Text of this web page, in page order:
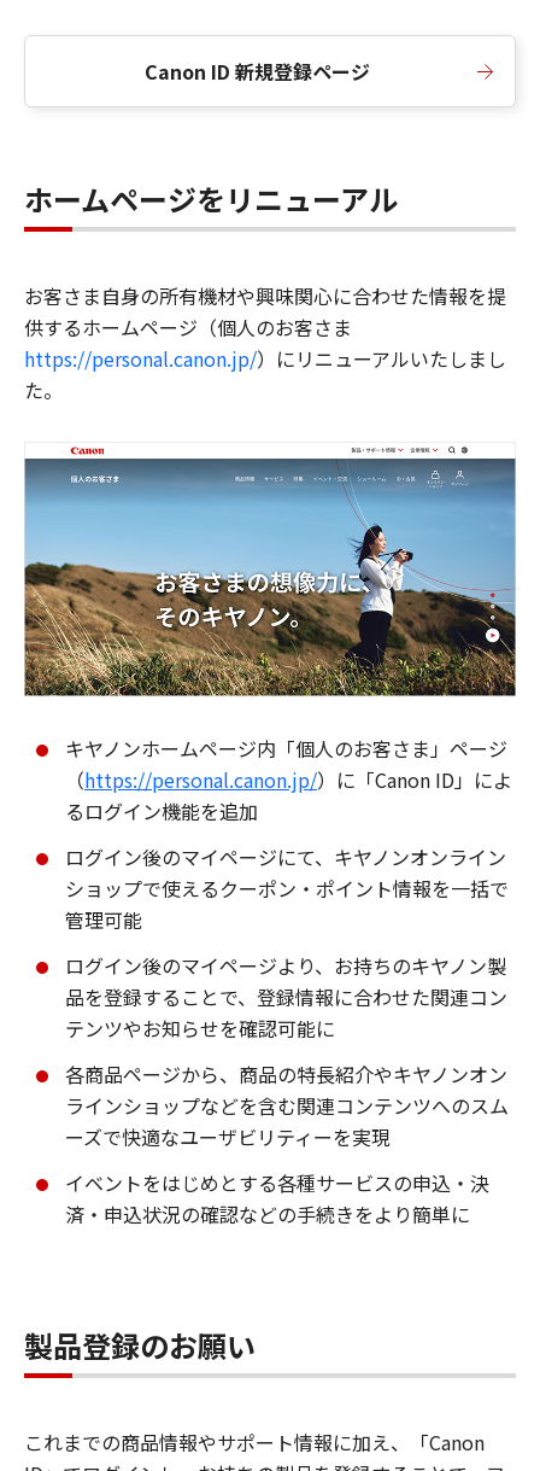
Canon ID 新規登録ページ
ホームページをリニューアル
お客さま自身の所有機材や興味関心に合わせた情報を提
供するホームページ（個人のお客さま
https://personal.canon.jp/）にリニューアルいたしまし
た。
キヤノンホームページ内「個人のお客さま」ページ
（https://personal.canon.jp/）に「Canon ID」によ
るログイン機能を追加
ログイン後のマイページにて、キヤノンオンライン
ショップで使えるクーポン・ポイント情報を一括で
管理可能
ログイン後のマイページより、お持ちのキヤノン製
品を登録することで、登録情報に合わせた関連コン
テンツやお知らせを確認可能に
各商品ページから、商品の特長紹介やキヤノンオン
ラインショップなどを含む関連コンテンツへのスム
ーズで快適なユーザビリティーを実現
イベントをはじめとする各種サービスの申込・決
済・申込状況の確認などの手続きをより簡単に
製品登録のお願い
これまでの商品情報やサポート情報に加え、「Canon